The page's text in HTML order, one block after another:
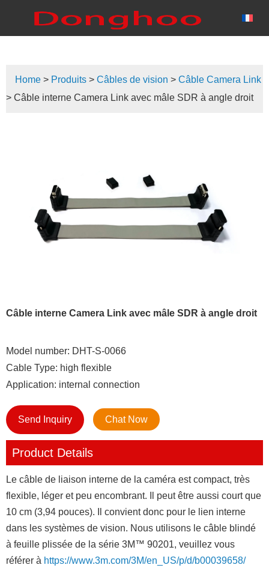
Home > Produits > Câbles de vision > Câble Camera Link
> Câble interne Camera Link avec mâle SDR à angle droit
Câble interne Camera Link avec mâle SDR à angle droit
Model number: DHT-S-0066
Cable Type: high flexible
Application: internal connection
Send Inquiry Chat Now
Product Details
Le câble de liaison interne de la caméra est compact, très
flexible, léger et peu encombrant. Il peut être aussi court que
10 cm (3,94 pouces). Il convient donc pour le lien interne
dans les systèmes de vision. Nous utilisons le câble blindé
à feuille plissée de la série 3M™ 90201, veuillez vous
référer à https://www.3m.com/3M/en_US/p/d/b00039658/